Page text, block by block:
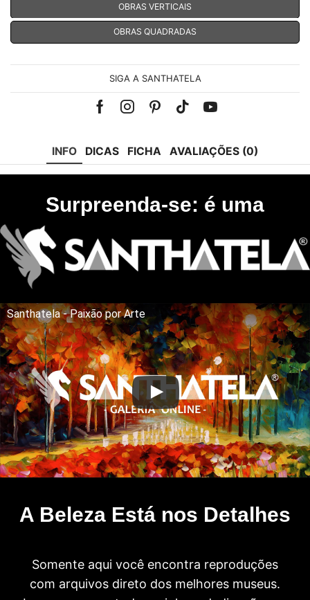
OBRAS VERTICAIS
OBRAS QUADRADAS
SIGA A SANTHATELA
FacebookInstagramPinterest
Tik-Youtube
INFO DICAS FICHA AVALIAÇÕES (0)
Surpreenda-se: é uma
Santhatela - Paixão por Arte
A Beleza Está nos Detalhes
Somente aqui você encontra reproduções
com arquivos direto dos melhores museus.